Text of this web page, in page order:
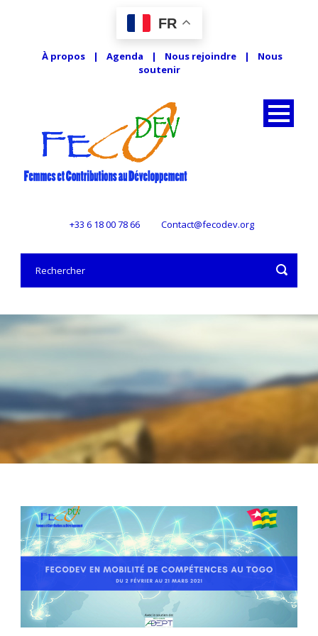
FR
À propos | Agenda | Nous rejoindre |
Nous
soutenir
+33 6 18 00 78 66 Contact@fecodev.org